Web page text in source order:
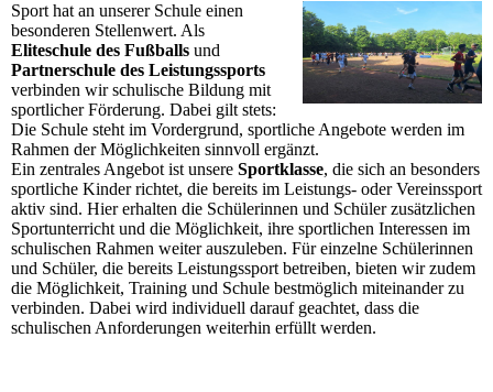
Sport hat an unserer Schule einen
besonderen Stellenwert. Als
Eliteschule des Fußballs und
Partnerschule des Leistungssports
verbinden wir schulische Bildung mit
sportlicher Förderung. Dabei gilt stets:
Die Schule steht im Vordergrund, sportliche Angebote werden im
Rahmen der Möglichkeiten sinnvoll ergänzt.
Ein zentrales Angebot ist unsere Sportklasse, die sich an besonders
sportliche Kinder richtet, die bereits im Leistungs- oder Vereinssport
aktiv sind. Hier erhalten die Schülerinnen und Schüler zusätzlichen
Sportunterricht und die Möglichkeit, ihre sportlichen Interessen im
schulischen Rahmen weiter auszuleben. Für einzelne Schülerinnen
und Schüler, die bereits Leistungssport betreiben, bieten wir zudem
die Möglichkeit, Training und Schule bestmöglich miteinander zu
verbinden. Dabei wird individuell darauf geachtet, dass die
schulischen Anforderungen weiterhin erfüllt werden.